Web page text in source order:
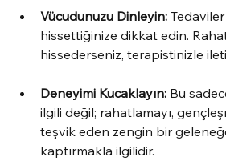
Vücudunuzu Dinleyin: Tedaviler
hissettiğinize dikkat edin.
hissederseniz, terapistinizle
Deneyimi Kucaklayın: Bu
ilgili değil; rahatlamayı,
teşvik eden zengin bir
kaptırmakla ilgilidir.